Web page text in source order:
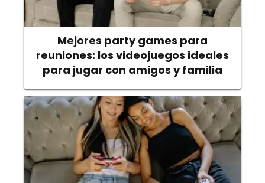
Mejores party games para
reuniones: los videojuegos ideales
para jugar con amigos y familia